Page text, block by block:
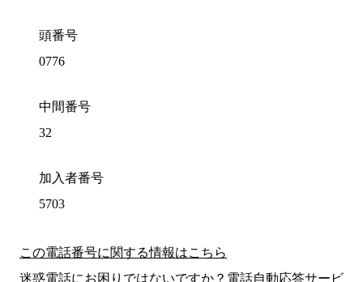
頭番号
0776
中間番号
32
加入者番号
5703
この電話番号に関する情報はこちら
迷惑電話にお困りではないですか？電話自動応答サービ